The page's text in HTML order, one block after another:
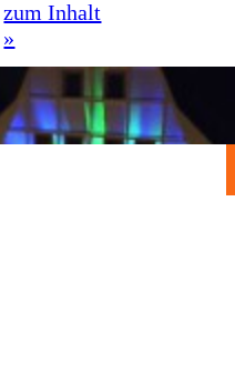
zum Inhalt
»